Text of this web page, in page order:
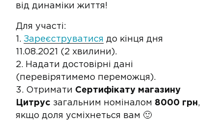
від динаміки життя!
Для участі:
1. Зареєструватися до кінця дня
11.08.2021 (2 хвилини).
2. Надати достовірні дані
(перевірятимемо переможця).
3. Отримати Сертифікату магазину
Цитрус загальним номіналом 8000 грн,
якщо доля усміхнеться вам 🙂